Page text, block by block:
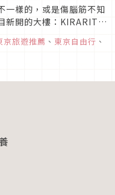
一樣的，或是傷腦筋不知
新開的大樓：KIRARITO
有52間之多，但大塚太
集合了許多人氣餐廳，
京旅遊推薦 、 東京自由行 、